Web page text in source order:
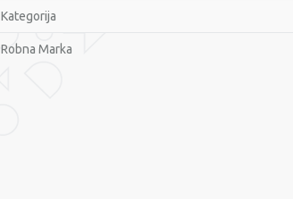
Kategorija
Robna Marka